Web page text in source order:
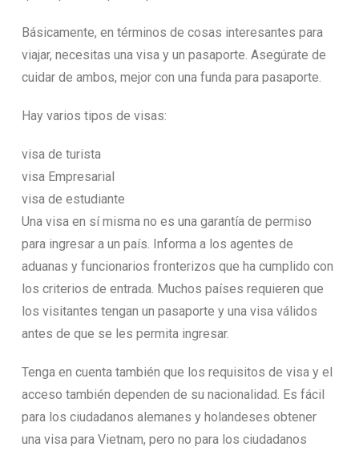
Básicamente, en términos de cosas interesantes para
viajar, necesitas una visa y un pasaporte. Asegúrate de
cuidar de ambos, mejor con una funda para pasaporte.
Hay varios tipos de visas:
visa de turista
visa Empresarial
visa de estudiante
Una visa en sí misma no es una garantía de permiso
para ingresar a un país. Informa a los agentes de
aduanas y funcionarios fronterizos que ha cumplido con
los criterios de entrada. Muchos países requieren que
los visitantes tengan un pasaporte y una visa válidos
antes de que se les permita ingresar.
Tenga en cuenta también que los requisitos de visa y el
acceso también dependen de su nacionalidad. Es fácil
para los ciudadanos alemanes y holandeses obtener
una visa para Vietnam, pero no para los ciudadanos